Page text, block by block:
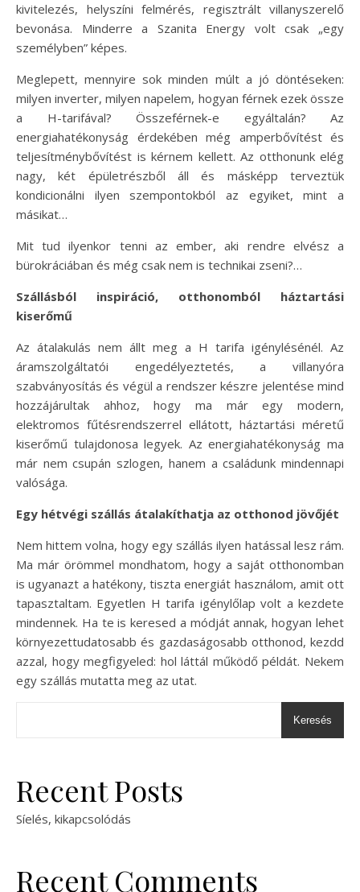
kivitelezés, helyszíni felmérés, regisztrált villanyszerelő
bevonása. Minderre a Szanita Energy volt csak „egy
személyben” képes.
Meglepett, mennyire sok minden múlt a jó döntéseken:
milyen inverter, milyen napelem, hogyan férnek ezek össze
a H-tarifával? Összeférnek-e egyáltalán? Az
energiahatékonyság érdekében még amperbővítést és
teljesítménybővítést is kérnem kellett. Az otthonunk elég
nagy, két épületrészből áll és másképp terveztük
kondicionálni ilyen szempontokból az egyiket, mint a
másikat…
Mit tud ilyenkor tenni az ember, aki rendre elvész a
bürokráciában és még csak nem is technikai zseni?…
Szállásból inspiráció, otthonomból háztartási
kiserőmű
Az átalakulás nem állt meg a H tarifa igénylésénél. Az
áramszolgáltatói engedélyeztetés, a villanyóra
szabványosítás és végül a rendszer készre jelentése mind
hozzájárultak ahhoz, hogy ma már egy modern,
elektromos fűtésrendszerrel ellátott, háztartási méretű
kiserőmű tulajdonosa legyek. Az energiahatékonyság ma
már nem csupán szlogen, hanem a családunk mindennapi
valósága.
Egy hétvégi szállás átalakíthatja az otthonod jövőjét
Nem hittem volna, hogy egy szállás ilyen hatással lesz rám.
Ma már örömmel mondhatom, hogy a saját otthonomban
is ugyanazt a hatékony, tiszta energiát használom, amit ott
tapasztaltam. Egyetlen H tarifa igénylőlap volt a kezdete
mindennek. Ha te is keresed a módját annak, hogyan lehet
környezettudatosabb és gazdaságosabb otthonod, kezdd
azzal, hogy megfigyeled: hol láttál működő példát. Nekem
egy szállás mutatta meg az utat.
Keresés
Recent Posts
Síelés, kikapcsolódás
Recent Comments